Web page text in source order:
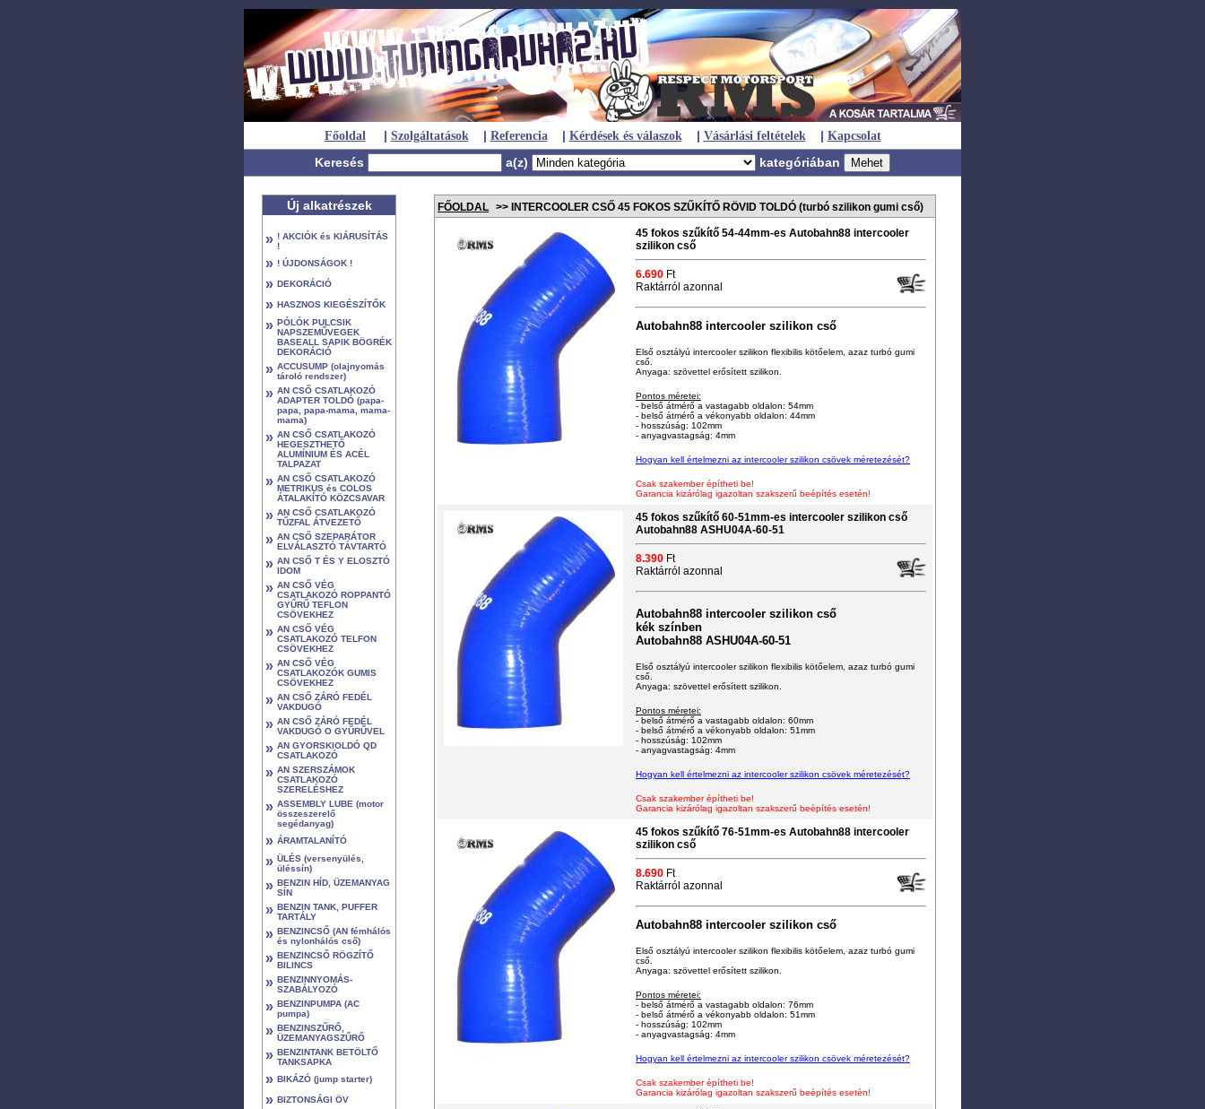
Főoldal | Szolgáltatások | Referencia | Kérdések és válaszok | Vásárlási feltételek | Kapcsolat
Keresés a(z) kategóriában
Új alkatrészek
» ! AKCIÓK és KIÁRUSÍTÁS
!
» ! ÚJDONSÁGOK !
» DEKORÁCIÓ
» HASZNOS KIEGÉSZÍTŐK
» PÓLÓK PULCSIK
NAPSZEMŰVEGEK
BASEALL SAPIK BÖGRÉK
DEKORÁCIÓ
» ACCUSUMP (olajnyomás
tároló rendszer)
» AN CSŐ CSATLAKOZÓ
ADAPTER TOLDÓ (papa-
papa, papa-mama, mama-
mama)
» AN CSŐ CSATLAKOZÓ
HEGESZTHETŐ
ALUMÍNIUM ÉS ACÉL
TALPAZAT
» AN CSŐ CSATLAKOZÓ
METRIKUS és COLOS
ÁTALAKÍTÓ KÖZCSAVAR
» AN CSŐ CSATLAKOZÓ
TŰZFAL ÁTVEZETŐ
» AN CSŐ SZEPARÁTOR
ELVÁLASZTÓ TÁVTARTÓ
» AN CSŐ T ÉS Y ELOSZTÓ
IDOM
» AN CSŐ VÉG
CSATLAKOZÓ ROPPANTÓ
GYŰRŰ TEFLON
CSÖVEKHEZ
» AN CSŐ VÉG
CSATLAKOZÓ TELFON
CSÖVEKHEZ
» AN CSŐ VÉG
CSATLAKOZÓK GUMIS
CSÖVEKHEZ
» AN CSŐ ZÁRÓ FEDÉL
VAKDUGÓ
» AN CSŐ ZÁRÓ FEDÉL
VAKDUGÓ O GYŰRŰVEL
» AN GYORSKIOLDÓ QD
CSATLAKOZÓ
» AN SZERSZÁMOK
CSATLAKOZÓ
SZERELÉSHEZ
» ASSEMBLY LUBE (motor
összeszerelő
segédanyag)
» ÁRAMTALANÍTÓ
» ÜLÉS (versenyülés,
üléssín)
» BENZIN HÍD, ÜZEMANYAG
SÍN
» BENZIN TANK, PUFFER
TARTÁLY
» BENZINCSŐ (AN fémhálós
és nylonhálós cső)
» BENZINCSŐ RÖGZÍTŐ
BILINCS
» BENZINNYOMÁS-
SZABÁLYOZÓ
» BENZINPUMPA (AC
pumpa)
» BENZINSZŰRŐ,
ÜZEMANYAGSZŰRŐ
» BENZINTANK BETÖLTŐ
TANKSAPKA
» BIKÁZÓ (jump starter)
» BIZTONSÁGI ÖV
FŐOLDAL >> INTERCOOLER CSŐ 45 FOKOS SZŰKÍTŐ RÖVID TOLDÓ (turbó szilikon gumi cső)
45 fokos szűkítő 54-44mm-es Autobahn88 intercooler
szilikon cső
6.690 Ft
Raktárról azonnal
Autobahn88 intercooler szilikon cső
Első osztályú intercooler szilikon flexibilis kötőelem, azaz turbó gumi
cső.
Anyaga: szövettel erősített szilikon.
Pontos méretei:
- belső átmérő a vastagabb oldalon: 54mm
- belső átmérő a vékonyabb oldalon: 44mm
- hosszúság: 102mm
- anyagvastagság: 4mm
Hogyan kell értelmezni az intercooler szilikon csövek méretezését?
Csak szakember építheti be!
Garancia kizárólag igazoltan szakszerű beépítés esetén!
45 fokos szűkítő 60-51mm-es intercooler szilikon cső
Autobahn88 ASHU04A-60-51
8.390 Ft
Raktárról azonnal
Autobahn88 intercooler szilikon cső
kék színben
Autobahn88 ASHU04A-60-51
Első osztályú intercooler szilikon flexibilis kötőelem, azaz turbó gumi
cső.
Anyaga: szövettel erősített szilikon.
Pontos méretei:
- belső átmérő a vastagabb oldalon: 60mm
- belső átmérő a vékonyabb oldalon: 51mm
- hosszúság: 102mm
- anyagvastagság: 4mm
Hogyan kell értelmezni az intercooler szilikon csövek méretezését?
Csak szakember építheti be!
Garancia kizárólag igazoltan szakszerű beépítés esetén!
45 fokos szűkítő 76-51mm-es Autobahn88 intercooler
szilikon cső
8.690 Ft
Raktárról azonnal
Autobahn88 intercooler szilikon cső
Első osztályú intercooler szilikon flexibilis kötőelem, azaz turbó gumi
cső.
Anyaga: szövettel erősített szilikon.
Pontos méretei:
- belső átmérő a vastagabb oldalon: 76mm
- belső átmérő a vékonyabb oldalon: 51mm
- hosszúság: 102mm
- anyagvastagság: 4mm
Hogyan kell értelmezni az intercooler szilikon csövek méretezését?
Csak szakember építheti be!
Garancia kizárólag igazoltan szakszerű beépítés esetén!